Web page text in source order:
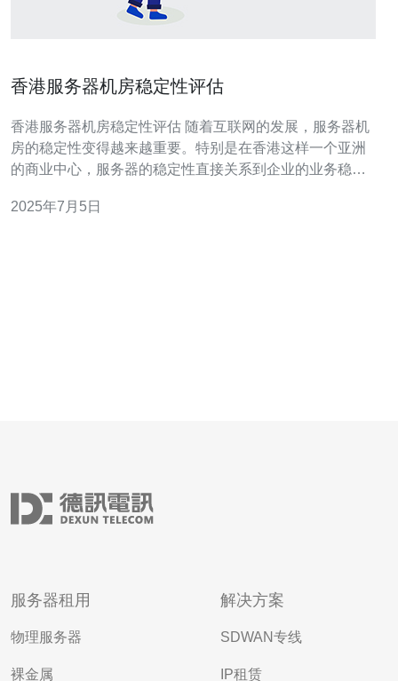
香港服务器机房稳定性评估
香港服务器机房稳定性评估 随着互联网的发展，服务器机
房的稳定性变得越来越重要。特别是在香港这样一个亚洲
的商业中心，服务器的稳定性直接关系到企业的业务稳定
考虑机房内的设备。包括服务器、网络设备、UPS电源等
2025年7月5日
服务器租用
物理服务器
裸金属
解决方案
SDWAN专线
IP租赁